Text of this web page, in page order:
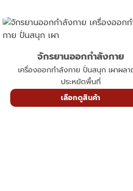
จักรยานออกกำลังกาย
เครื่องออกกำลังกาย ปั่นสนุก เผาผล
ประหยัดพื้นที่
เลือกดูสินค้า